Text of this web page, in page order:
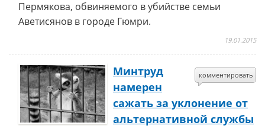
Пермякова, обвиняемого в убийстве семьи
Аветисянов в городе Гюмри.
19.01.2015
комментировать
Минтруд
намерен
сажать за уклонение от
альтернативной службы